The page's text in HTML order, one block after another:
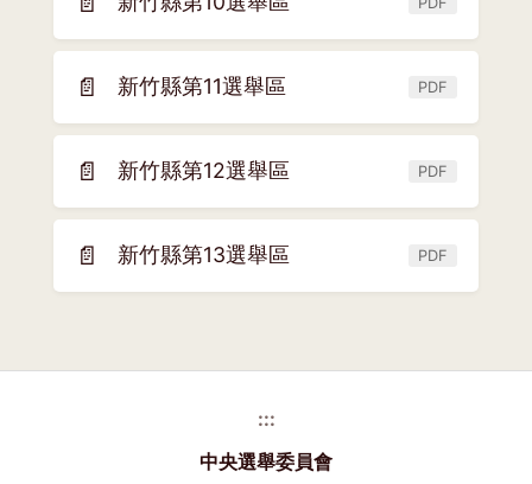
視
窗)
(另
開
新
視
窗)
📄 新竹縣第11選舉區 PDF
(另
開
新
視
窗)
📄 新竹縣第12選舉區 PDF
(另
開
新
視
窗)
📄 新竹縣第13選舉區 PDF
(另
開
:::
中央選舉委員會